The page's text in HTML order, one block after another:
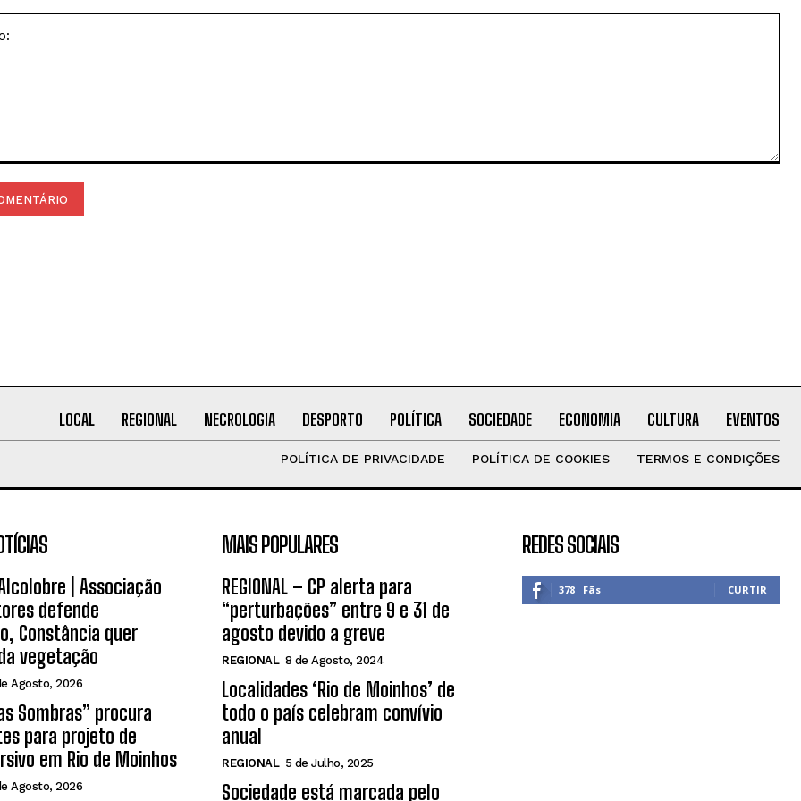
LOCAL REGIONAL NECROLOGIA DESPORTO POLÍTICA SOCIEDADE ECONOMIA CULTURA EVENTOS
POLÍTICA DE PRIVACIDADE POLÍTICA DE COOKIES TERMOS E CONDIÇÕES
| Associação
defende
Constância quer
vegetação
Agosto, 2026
Sombras” procura
para projeto de
em Rio de Moinhos
Agosto, 2026
MAIS POPULARES
REGIONAL – CP alerta para
“perturbações” entre 9 e 31 de
agosto devido a greve
REGIONAL 8 de Agosto, 2024
Localidades ‘Rio de Moinhos’ de
todo o país celebram convívio
anual
REGIONAL 5 de Julho, 2025
Sociedade está marcada pelo
REDES SOCIAIS
378 Fãs CURTIR